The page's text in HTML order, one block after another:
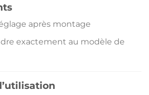
après montage
exactement au modèle de